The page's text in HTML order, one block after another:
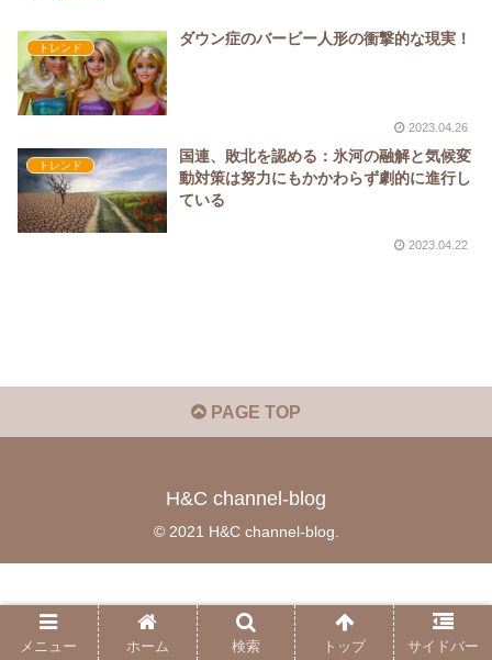
トレンド
ダウン症のバービー人形の衝撃的な現実！
2023.04.26
トレンド
国連、敗北を認める：氷河の融解と気候変
動対策は努力にもかかわらず劇的に進行し
ている
2023.04.22
PAGE TOP
H&C channel-blog
© 2021 H&C channel-blog.
メニュー ホーム 検索 トップ サイドバー